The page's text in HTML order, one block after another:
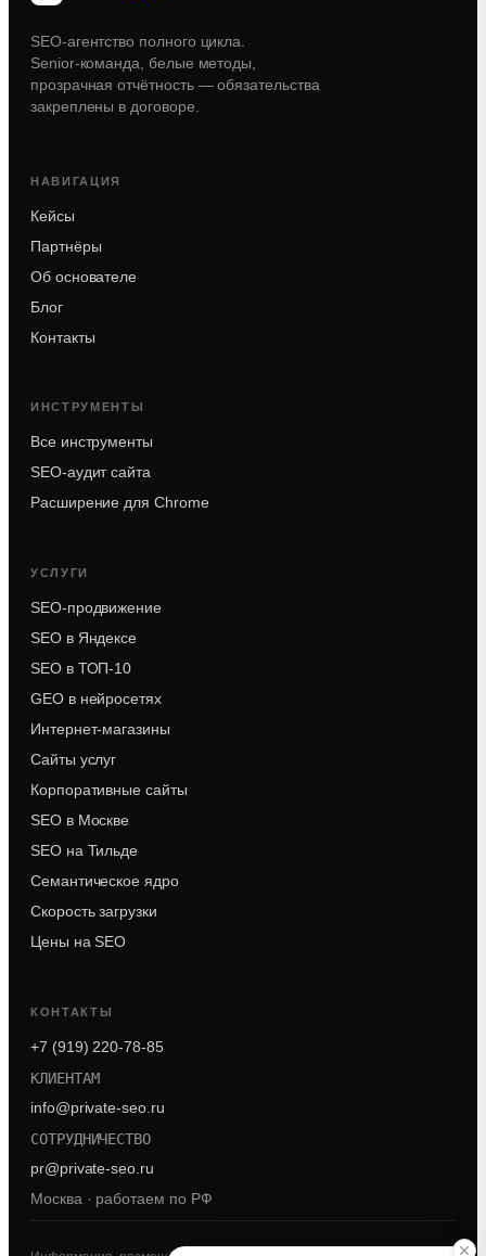
SEO-агентство полного цикла.
Senior‑команда, белые методы,
прозрачная отчётность — обязательства
закреплены в договоре.
НАВИГАЦИЯ
Кейсы
Партнёры
Об основателе
Блог
Контакты
ИНСТРУМЕНТЫ
Все инструменты
SEO-аудит сайта
Расширение для Chrome
УСЛУГИ
SEO-продвижение
SEO в Яндексе
SEO в ТОП-10
GEO в нейросетях
Интернет-магазины
Сайты услуг
Корпоративные сайты
SEO в Москве
SEO на Тильде
Семантическое ядро
Скорость загрузки
Цены на SEO
КОНТАКТЫ
+7 (919) 220-78-85
КЛИЕНТАМ
info@private-seo.ru
СОТРУДНИЧЕСТВО
pr@private-seo.ru
Москва · работаем по РФ